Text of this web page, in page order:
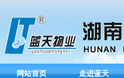
网站首页 走进蓝天